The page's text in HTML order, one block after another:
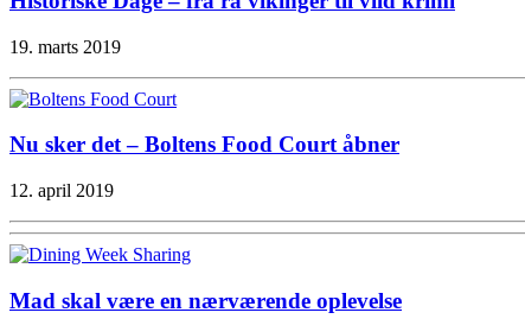
19. marts 2019
Nu sker det – Boltens Food Court åbner
12. april 2019
Mad skal være en nærværende oplevelse